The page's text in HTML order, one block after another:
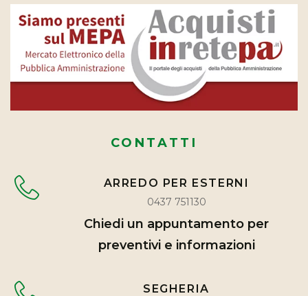
CONTATTI
ARREDO PER ESTERNI
0437 751130
Chiedi un appuntamento per
preventivi e informazioni
SEGHERIA